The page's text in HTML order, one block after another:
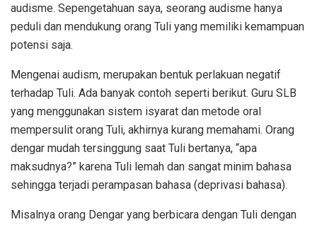
audisme. Sepengetahuan saya, seorang audisme hanya
peduli dan mendukung orang Tuli yang memiliki kemampuan
potensi saja.
Mengenai audism, merupakan bentuk perlakuan negatif
terhadap Tuli. Ada banyak contoh seperti berikut. Guru SLB
yang menggunakan sistem isyarat dan metode oral
mempersulit orang Tuli, akhirnya kurang memahami. Orang
dengar mudah tersinggung saat Tuli bertanya, “apa
maksudnya?” karena Tuli lemah dan sangat minim bahasa
sehingga terjadi perampasan bahasa (deprivasi bahasa).
Misalnya orang Dengar yang berbicara dengan Tuli dengan